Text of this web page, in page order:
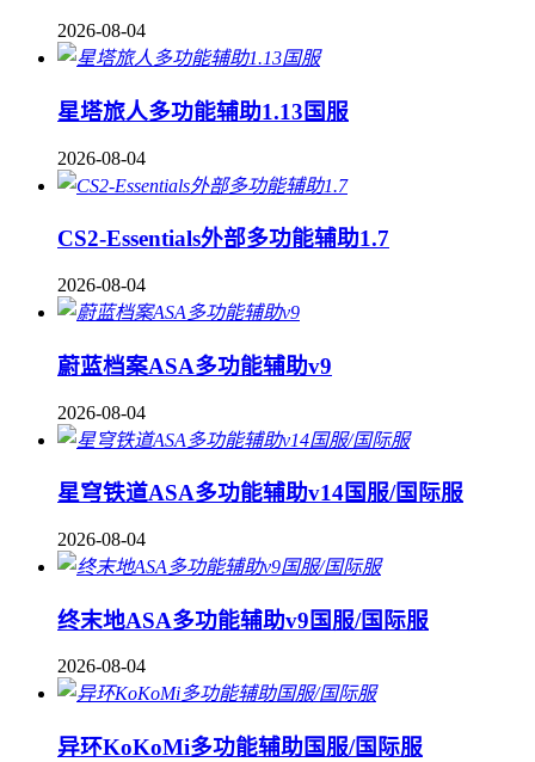
2026-08-04
星塔旅人多功能辅助1.13国服
2026-08-04
CS2-Essentials外部多功能辅助1.7
2026-08-04
蔚蓝档案ASA多功能辅助v9
2026-08-04
星穹铁道ASA多功能辅助v14国服/国际服
2026-08-04
终末地ASA多功能辅助v9国服/国际服
2026-08-04
异环KoKoMi多功能辅助国服/国际服